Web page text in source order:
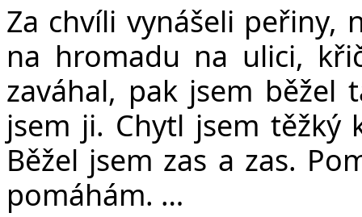
Za chvíli vynášeli peřiny,
na hromadu na ulici,
zaváhal, pak jsem běžel
jsem ji. Chytl jsem těžký
Běžel jsem zas a zas.
pomáhám. …